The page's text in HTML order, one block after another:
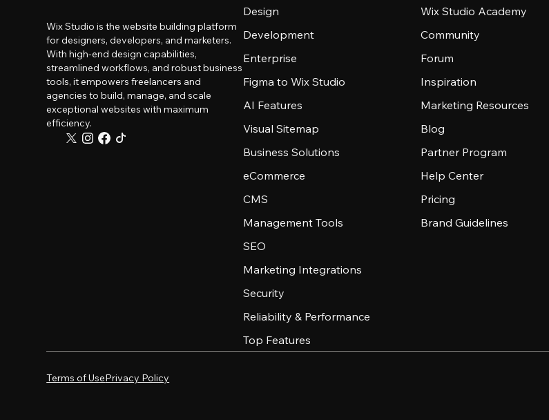
Wix Studio is the website building platform
for designers, developers, and marketers.
With high-end design capabilities,
streamlined workflows, and robust business
tools, it empowers freelancers and
agencies to build, manage, and scale
exceptional websites with maximum
efficiency.
Design
Development
Enterprise
Figma to Wix Studio
AI Features
Visual Sitemap
Business Solutions
eCommerce
CMS
Management Tools
SEO
Marketing Integrations
Security
Reliability & Performance
Top Features
Wix Studio Academy
Community
Forum
Inspiration
Marketing Resources
Blog
Partner Program
Help Center
Pricing
Brand Guidelines
Terms of UsePrivacy Policy